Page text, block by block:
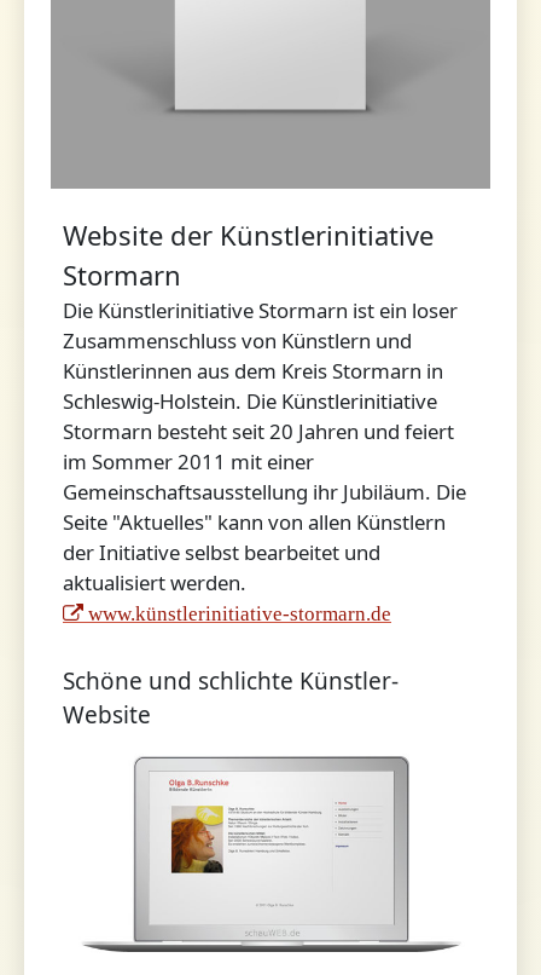
Website der Künstlerinitiative
Stormarn
Die Künstlerinitiative Stormarn ist ein loser
Zusammenschluss von Künstlern und
Künstlerinnen aus dem Kreis Stormarn in
Schleswig-Holstein. Die Künstlerinitiative
Stormarn besteht seit 20 Jahren und feiert
im Sommer 2011 mit einer
Gemeinschaftsausstellung ihr Jubiläum. Die
Seite "Aktuelles" kann von allen Künstlern
der Initiative selbst bearbeitet und
aktualisiert werden.
www.künstlerinitiative-stormarn.de
Schöne und schlichte Künstler-
Website